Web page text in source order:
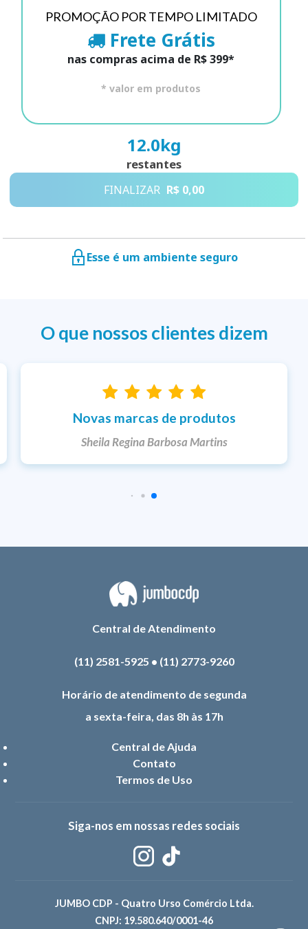
PROMOÇÃO POR TEMPO LIMITADO
Frete Grátis
nas compras acima de R$ 399*
* valor em produtos
12.0kg
restantes
FINALIZAR R$ 0,00
Esse é um ambiente seguro
O que nossos clientes dizem
Entrega rápida
Ketlem
Central de Atendimento
(11) 2581-5925 • (11) 2773-9260
Horário de atendimento de segunda
a sexta-feira, das 8h às 17h
Central de Ajuda
Contato
Termos de Uso
Siga-nos em nossas redes sociais
JUMBO CDP - Quatro Urso Comércio Ltda.
CNPJ: 19.580.640/0001-46